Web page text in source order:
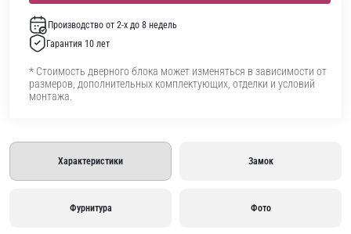
Производство от 2-х до 8 недель
Гарантия 10 лет
* Стоимость дверного блока может изменяться в зависимости от
размеров, дополнительных комплектующих, отделки и условий
монтажа.
Характеристики Замок
Фурнитура Фото